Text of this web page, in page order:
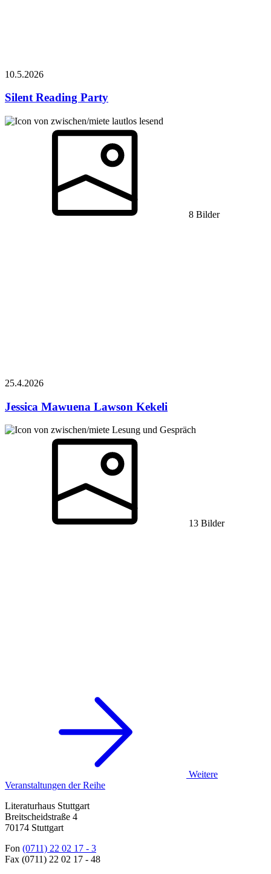
10.5.2026
Silent Reading Party
lautlos lesend
8 Bilder
25.4.2026
Jessica Mawuena Lawson Kekeli
Lesung und Gespräch
13 Bilder
Weitere
Veranstaltungen der Reihe
Literaturhaus Stuttgart
Breitscheidstraße 4
70174 Stuttgart
Fon (0711) 22 02 17 - 3
Fax (0711) 22 02 17 - 48